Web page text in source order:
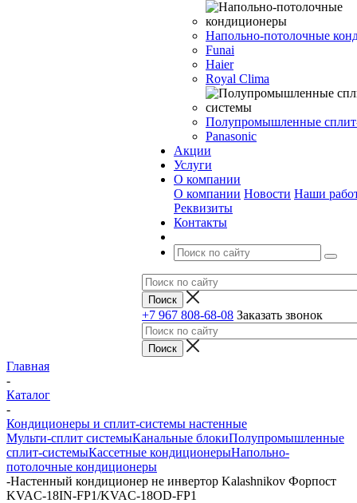
Напольно-потолочные
Funai
Haier
Royal Clima
Полупромышленные
Panasonic
Акции
Услуги
О компании
О компании Новости Наши
Реквизиты
Контакты
+7 967 808-68-08 Заказать звонок
Главная
-
Каталог
-
Кондиционеры и сплит-системы настенные
Мульти-сплит системыКанальные блокиПолупромышленные
сплит-системыКассетные кондиционерыНапольно-
потолочные кондиционеры
-Настенный кондиционер не инвертор Kalashnikov Форпост
KVAC-18IN-FP1/KVAC-18OD-FP1